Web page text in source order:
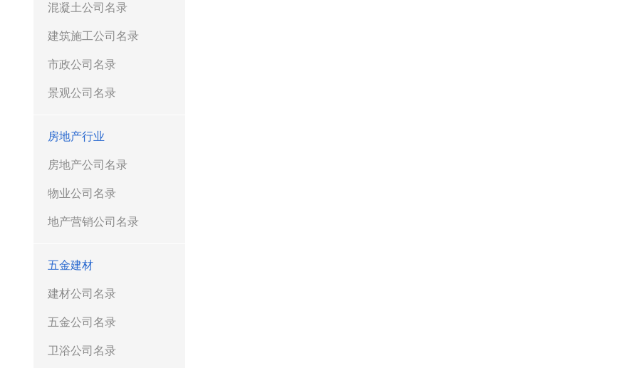
混凝土公司名录
建筑施工公司名录
市政公司名录
景观公司名录
房地产行业
房地产公司名录
物业公司名录
地产营销公司名录
五金建材
建材公司名录
五金公司名录
卫浴公司名录